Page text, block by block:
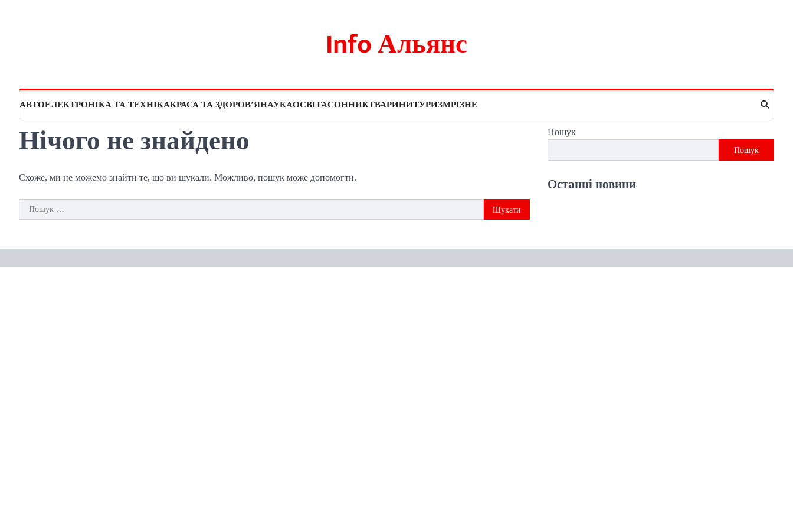
Info Альянс
АВТОЕЛЕКТРОНІКА ТА ТЕХНІКАКРАСА ТА ЗДОРОВ’ЯНАУКАОСВІТАСОННИКТВАРИНИТУРИЗМРІЗНЕ
Нічого не знайдено
Схоже, ми не можемо знайти те, що ви шукали. Можливо, пошук може допомогти.
Пошук:
Пошук
Пошук
Останні новини